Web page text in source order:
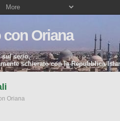
Oriana
sul serio.
schierato con la Repubblica
Oriana